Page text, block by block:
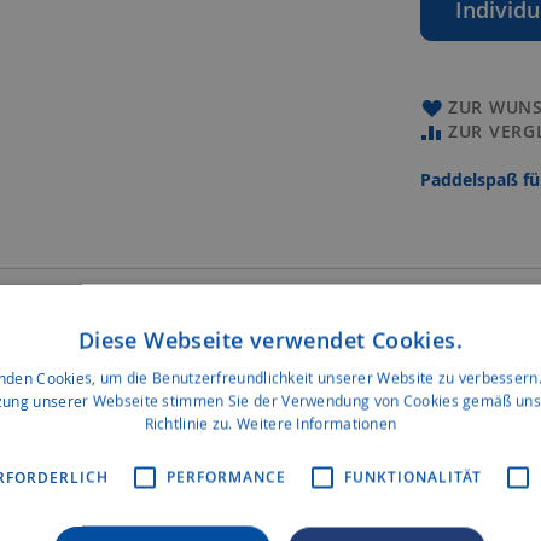
ZUR
ZUR
Paddelspaß
und einfachstes Handling aus. Mit einer Länge von
Ein- und Ausstieg. Unser Tour-Sitz mit der neuen,
verschiedenen Ausstattungsvarianten vom leichten und
2020 verfügbar:
Diese Webseite verwendet Cookies.
Cookies, um die Benutzerfreundlichkeit unserer Website zu
unserer Webseite stimmen Sie der Verwendung von Cookies gemäß
Richtlinie zu.Weitere Informationen
PERFORMANCE FUNKTIONALITÄT